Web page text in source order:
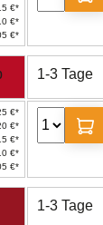
€*
€*
€*
1-3 Tage
€*
€*
€*
€*
€*
1-3 Tage